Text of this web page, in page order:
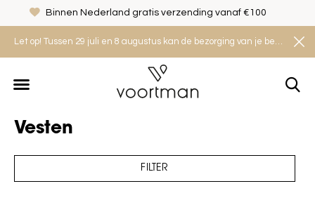
Let op! Tussen 29 juli en 8 augustus kan de bezorging van je bestelling iets langer duren. Houd rekening met een levertijd van 2 tot 4 werkdagen.
Binnen Nederland gratis verzending vanaf €100
Vesten
FILTER